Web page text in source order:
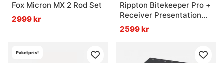
Fox Micron MX 2 Rod Set
2999 kr
Rippton Bitekeeper Pro +
Receiver Presentation
Kit - 3 Rod
2599 kr
Paketpris!